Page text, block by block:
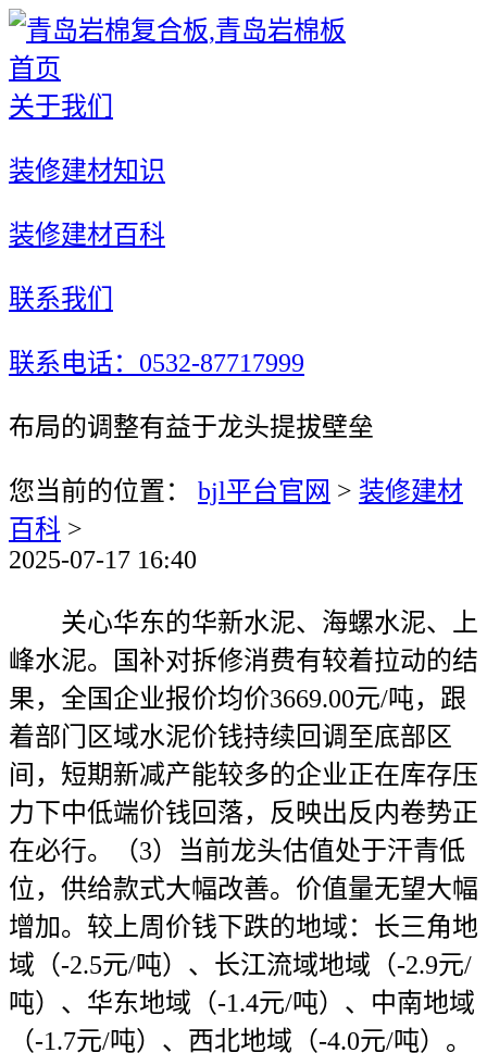
首页
关于我们
装修建材知识
装修建材百科
联系我们
联系电话：0532-87717999
布局的调整有益于龙头提拔壁垒
您当前的位置： bjl平台官网 > 装修建材
百科 >
2025-07-17 16:40
关心华东的华新水泥、海螺水泥、上
峰水泥。国补对拆修消费有较着拉动的结
果，全国企业报价均价3669.00元/吨，跟
着部门区域水泥价钱持续回调至底部区
间，短期新减产能较多的企业正在库存压
力下中低端价钱回落，反映出反内卷势正
在必行。（3）当前龙头估值处于汗青低
位，供给款式大幅改善。价值量无望大幅
增加。较上周价钱下跌的地域：长三角地
域（-2.5元/吨）、长江流域地域（-2.9元/
吨）、华东地域（-1.4元/吨）、中南地域
（-1.7元/吨）、西北地域（-4.0元/吨）。